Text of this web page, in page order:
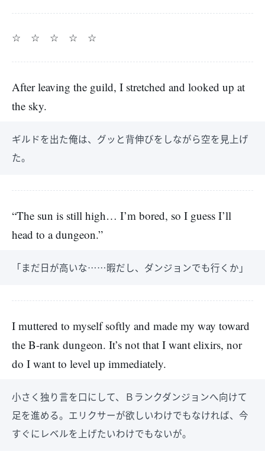
☆ ☆ ☆ ☆ ☆
After leaving the guild, I stretched and looked up at
the sky.
ギルドを出た俺は、グッと背伸びをしながら空を見上げ
た。
“The sun is still high… I’m bored, so I guess I’ll
head to a dungeon.”
「まだ日が高いな……暇だし、ダンジョンでも行くか」
I muttered to myself softly and made my way toward
the B-rank dungeon. It’s not that I want elixirs, nor
do I want to level up immediately.
小さく独り言を口にして、Ｂランクダンジョンへ向けて
足を進める。エリクサーが欲しいわけでもなければ、今
すぐにレベルを上げたいわけでもないが。